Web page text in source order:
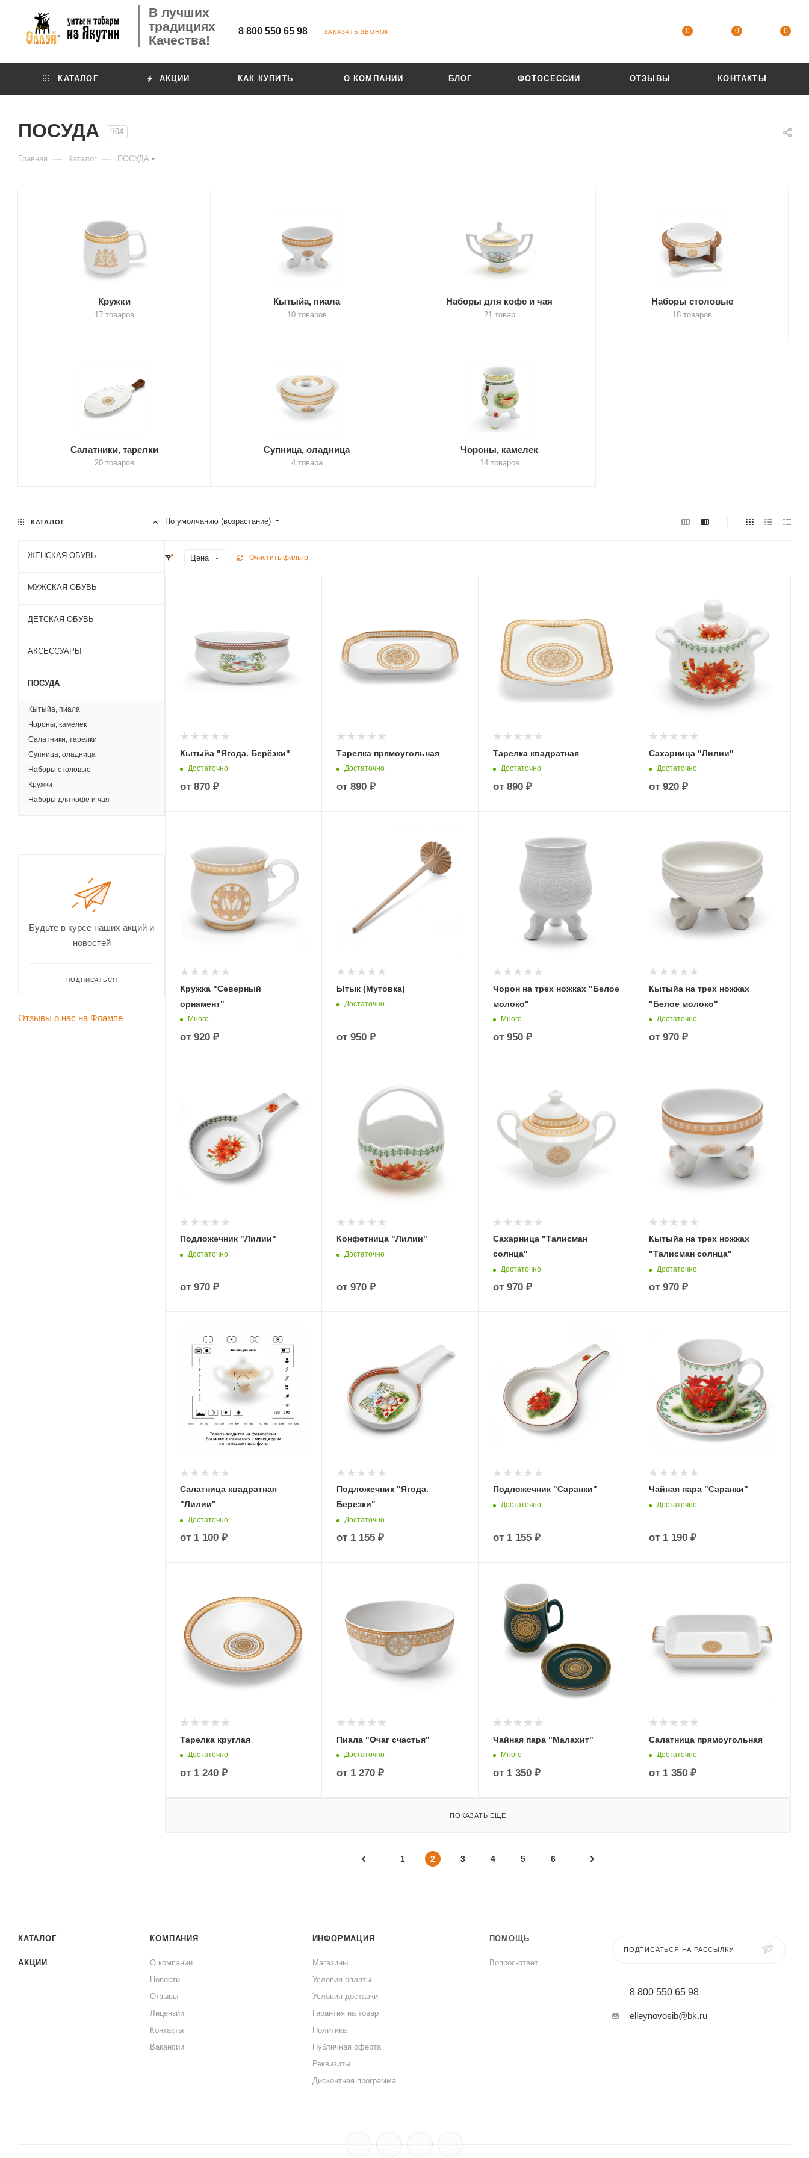
В лучших
традициях
Качества!
8 800 550 65 98 ЗАКАЗАТЬ ЗВОНОК 0 0 0
КАТАЛОГ АКЦИИ КАК КУПИТЬ О КОМПАНИИ БЛОГ ФОТОСЕССИИ ОТЗЫВЫ КОНТАКТЫ
ПОСУДА 104
Главная — Каталог — ПОСУДА
Кружки
17 товаров
Кытыйа, пиала
10 товаров
Наборы для кофе и чая
21 товар
Наборы столовые
18 товаров
Салатники, тарелки
20 товаров
Супница, оладница
4 товара
Чороны, камелек
14 товаров
По умолчанию (возрастание)
Цена Очистить фильтр
Кытыйа "Ягода. Берёзки"
Достаточно
от 870 ₽
Тарелка прямоугольная
Достаточно
от 890 ₽
Тарелка квадратная
Достаточно
от 890 ₽
Сахарница "Лилии"
Достаточно
от920 ₽
Кружка "Северный
орнамент"
Много
от 920 ₽
Ытык (Мутовка)
Достаточно
от 950 ₽
Чорон на трех ножках "Белое
молоко"
Много
от 950 ₽
Кытыйа на трех ножках
"Белое молоко"
Достаточно
от970 ₽
Подложечник "Лилии"
Достаточно
от 970 ₽
Конфетница "Лилии"
Достаточно
от 970 ₽
Сахарница "Талисман
солнца"
Достаточно
от 970 ₽
Кытыйа на трех ножках
"Талисман солнца"
Достаточно
от970 ₽
Салатница квадратная
"Лилии"
Достаточно
от 1 100 ₽
Подложечник "Ягода.
Березки"
Достаточно
от 1 155 ₽
Подложечник "Саранки"
Достаточно
от 1 155 ₽
Чайная пара "Саранки"
Достаточно
от 1 190 ₽
Тарелка круглая
Достаточно
от 1 240 ₽
Пиала "Очаг счастья"
Достаточно
от 1 270 ₽
Чайная пара "Малахит"
Много
от 1 350 ₽
Салатница прямоугольная
Достаточно
от 1 350 ₽
ПОКАЗАТЬ ЕЩЕ
1 2 3 4 5 6
КАТАЛОГ
ЖЕНСКАЯ ОБУВЬ
МУЖСКАЯ ОБУВЬ
ДЕТСКАЯ ОБУВЬ
АКСЕССУАРЫ
ПОСУДА
Кытыйа, пиала
Чороны, камелек
Салатники, тарелки
Супница, оладница
Наборы столовые
Кружки
Наборы для кофе и чая
Будьте в курсе наших акций и
новостей
ПОДПИСАТЬСЯ
Отзывы о нас на Флампе
КАТАЛОГ
АКЦИИ
КОМПАНИЯ
О компании
Новости
Отзывы
Лицензии
Контакты
Вакансии
ИНФОРМАЦИЯ
Магазины
Условия оплаты
Условия доставки
Гарантия на товар
Политика
Публичная оферта
Реквизиты
Дисконтная программа
ПОМОЩЬ
Вопрос-ответ
ПОДПИСАТЬСЯ НА РАССЫЛКУ
8 800 550 65 98
elleynovosib@bk.ru